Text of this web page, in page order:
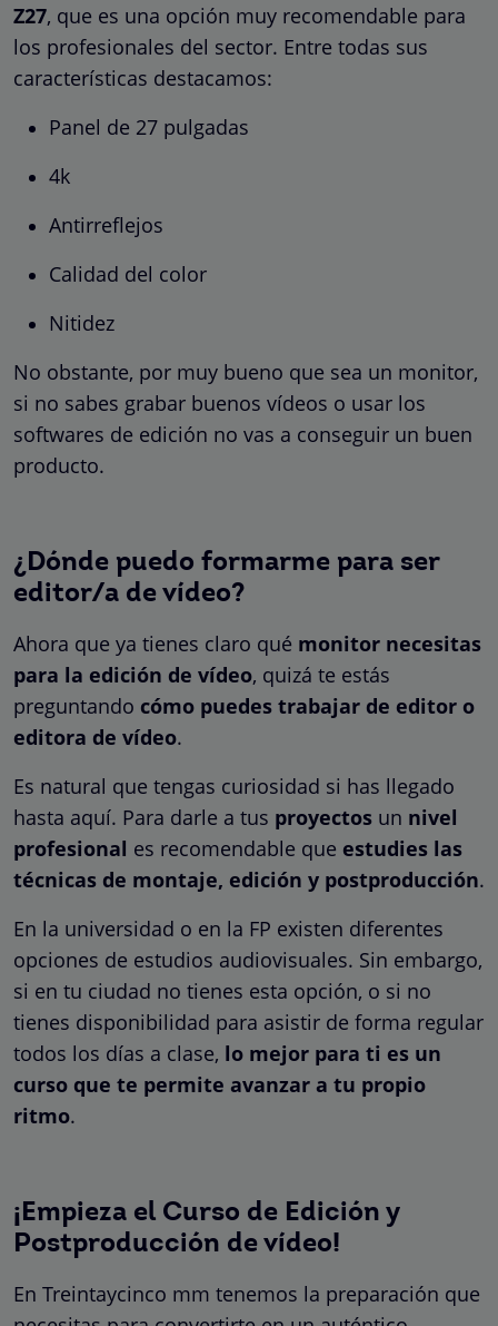
Z27, que es una opción muy recomendable para
los profesionales del sector. Entre todas sus
características destacamos:
Panel de 27 pulgadas
4k
Antirreflejos
Calidad del color
Nitidez
No obstante, por muy bueno que sea un monitor,
si no sabes grabar buenos vídeos o usar los
softwares de edición no vas a conseguir un buen
producto.
¿Dónde puedo formarme para ser
editor/a de vídeo?
Ahora que ya tienes claro qué monitor necesitas
para la edición de vídeo, quizá te estás
preguntando cómo puedes trabajar de editor o
editora de vídeo.
Es natural que tengas curiosidad si has llegado
hasta aquí. Para darle a tus proyectos un nivel
profesional es recomendable que estudies las
técnicas de montaje, edición y postproducción.
En la universidad o en la FP existen diferentes
opciones de estudios audiovisuales. Sin embargo,
si en tu ciudad no tienes esta opción, o si no
tienes disponibilidad para asistir de forma regular
todos los días a clase, lo mejor para ti es un
curso que te permite avanzar a tu propio
ritmo.
¡Empieza el Curso de Edición y
Postproducción de vídeo!
En Treintaycinco mm tenemos la preparación que